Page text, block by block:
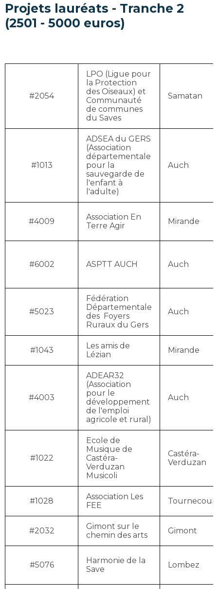
Projets lauréats - Tranche 2
(2501 - 5000 euros)
#2054
LPO (Ligue pour
la Protection
des Oiseaux) et
Communauté
de communes
du Saves
Samatan
#1013
ADSEA du GERS
(Association
départementale
pour la
sauvegarde de
l'enfant à
l'adulte)
Auch
#4009
Association En
Terre Agir
Mirande
#6002 ASPTT AUCH Auch
#5023
Fédération
Départementale
des Foyers
Ruraux du Gers
Auch
#1043
Les amis de
Lézian
Mirande
#4003
ADEAR32
(Association
pour le
développement
de l'emploi
agricole et rural)
Auch
#1022
Ecole de
Musique de
Castéra-
Verduzan
Musicoli
Castéra-
Verduzan
#1028
Association Les
FEE
#2032
Gimont sur le
chemin des arts
Gimont
#5076
Harmonie de la
Save
Lombez